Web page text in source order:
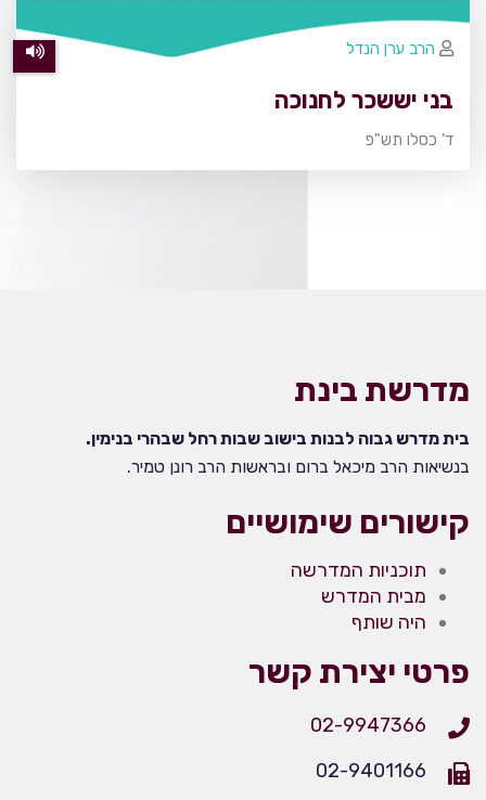
בני יששכר לחנוכה
ד' כסלו תש"פ
הרב ערן הנדל
מדרשת בינת
בית מדרש גבוה לבנות בישוב שבות רחל שבהרי בנימין.
בנשיאות הרב מיכאל ברום ובראשות הרב רונן טמיר.
קישורים שימושיים
תוכניות המדרשה
מבית המדרש
היה שותף
פרטי יצירת קשר
02-9947366
02-9401166